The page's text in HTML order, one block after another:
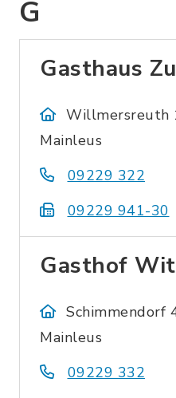
G
Gasthaus
Willmersreuth
Mainleus
09229 322
09229 941-30
Gasthof
Schimmendorf
Mainleus
09229 332